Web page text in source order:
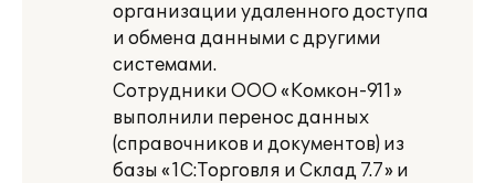
организации удаленного доступа
и обмена данными с другими
системами.
Сотрудники ООО «Комкон-911»
выполнили перенос данных
(справочников и документов) из
базы «1С:Торговля и Склад 7.7» и